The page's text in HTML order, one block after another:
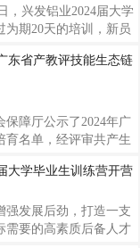
景及市场，系统解读了
深入剖析了挤压模拟及
，探讨了时效对7005铝
真聆听了李承波
，兴发铝业2024届大学
为期20天的培训，新员
渐适应了职场的要求。
朝气和活力的职场新
大的新动力。在培训
的提升，更重视团队协
我们举办了2024届大
发人才潜能。各小组代
术”、“
东省产教评技能生态链
障厅公示了2024年广
育名单，经评审共产生
位名单。“产教评”融
广东省战略性产业，
、出师傅，院校出学
府出政策、出资金、出
大学毕业生训练营开营
强发展后劲，打造一支
需要的高素质后备人才